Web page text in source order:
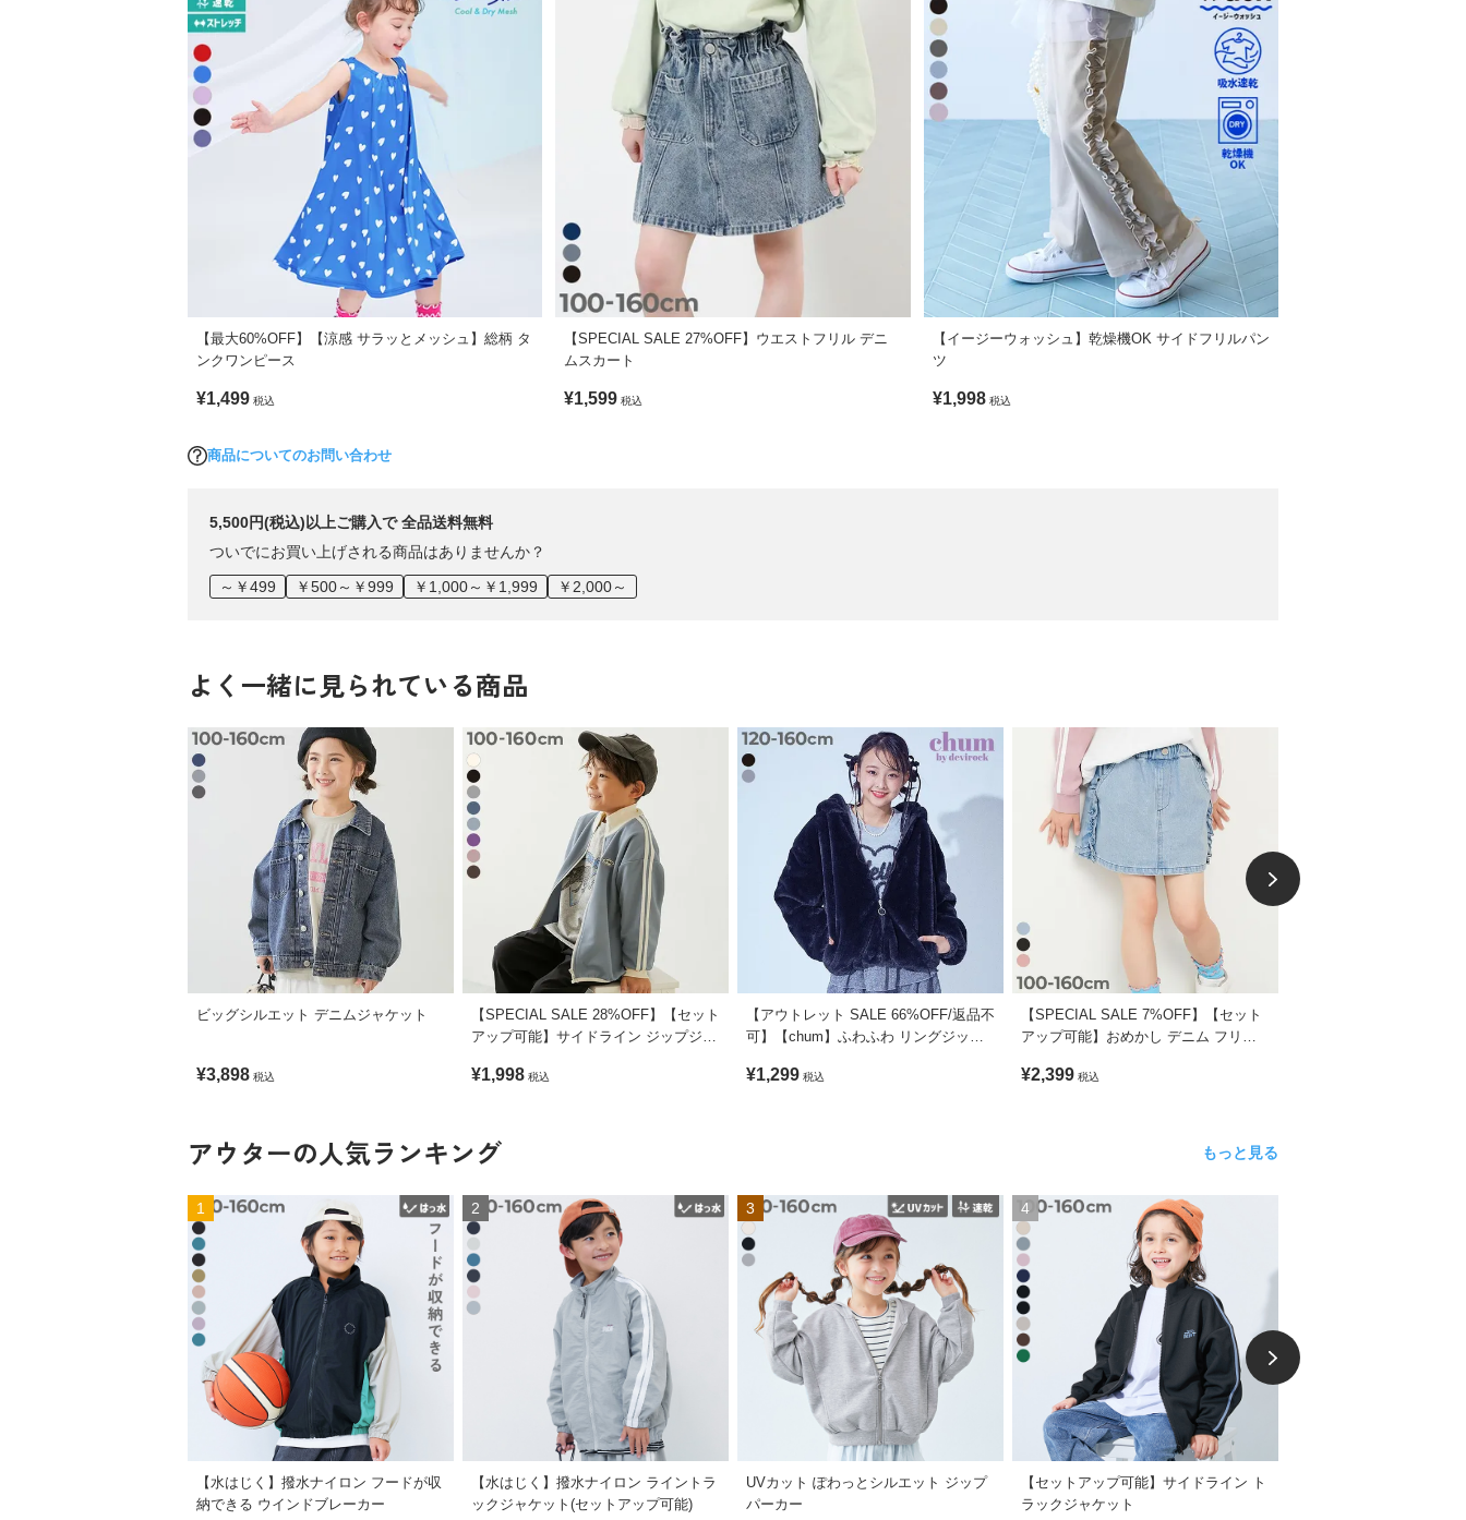
【最大60%OFF】【涼感 サラッとメッシュ】総柄 タ
ンクワンピース
¥1,499 税込
【SPECIAL SALE 27%OFF】ウエストフリル デニ
ムスカート
¥1,599 税込
【イージーウォッシュ】乾燥機OK サイドフリルパン
ツ
¥1,998 税込
商品についてのお問い合わせ
5,500円(税込)以上ご購入で 全品送料無料
ついでにお買い上げされる商品はありませんか？
～￥499
￥500～￥999 ￥1,000～￥1,999 ￥2,000～
よく一緒に見られている商品
ビッグシルエット デニムジャケット
¥3,898 税込
【SPECIAL SALE 28%OFF】【セット
アップ可能】サイドライン ジップジャ
¥1,998 税込
【アウトレット SALE 66%OFF/返品不
可】【chum】ふわふわ リングジップ
¥1,299 税込
【SPECIAL SALE 7%OFF】【セット
アップ可能】おめかし デニム フリル
¥2,399 税込
アウターの人気ランキング もっと見る
1
【水はじく】撥水ナイロン フードが収
納できる ウインドブレーカー
2
【水はじく】撥水ナイロン ライントラ
ックジャケット(セットアップ可能)
3
UVカット ぽわっとシルエット ジップ
パーカー
4
【セットアップ可能】サイドライン ト
ラックジャケット